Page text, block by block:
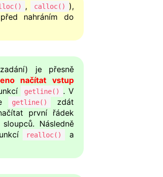
, calloc()
),
nahráním do
je přesně
načítat vstup
getline()
. V
getline()
zdát
první řádek
Následně
realloc()
a